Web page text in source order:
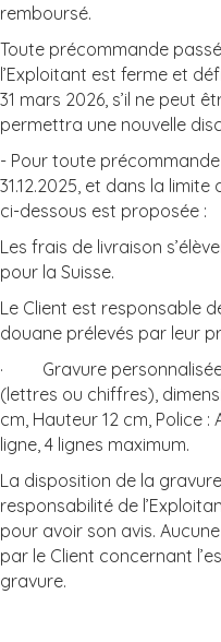
remboursé.
Toute précommande
l’Exploitant est ferme et
31 mars 2026, s’il ne peut
permettra une nouvelle
- Pour toute précommande
31.12.2025, et dans la
ci-dessous est proposée :
Les frais de livraison
pour la Suisse.
Le Client est responsable
douane prélevés par leur
· Gravure personnalisée
(lettres ou chiffres),
cm, Hauteur 12 cm, Police
ligne, 4 lignes maximum.
La disposition de la
responsabilité de
pour avoir son avis.
par le Client concernant
gravure.